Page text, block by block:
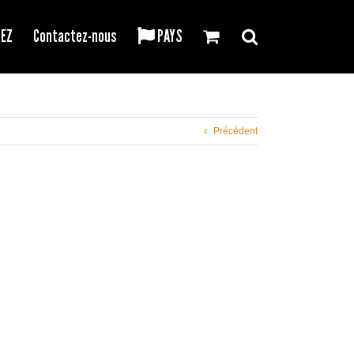
Contactez-nous PAYS
Précédent